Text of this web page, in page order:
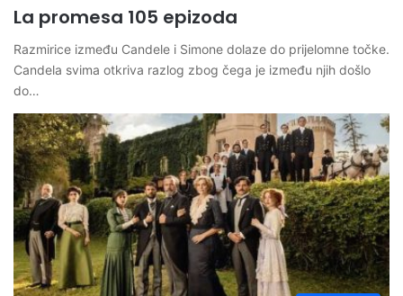
La promesa 105 epizoda
Razmirice između Candele i Simone dolaze do prijelomne točke.
Candela svima otkriva razlog zbog čega je između njih došlo
do…